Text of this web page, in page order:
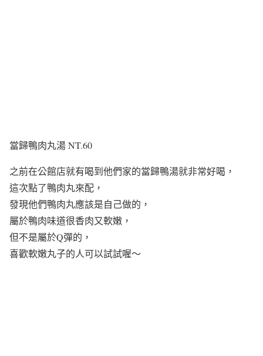
當歸鴨肉丸湯 NT.60
之前在公館店就有喝到他們家的當歸鴨湯就非常好喝，
這次點了鴨肉丸來配，
發現他們鴨肉丸應該是自己做的，
屬於鴨肉味道很香肉又軟嫩，
但不是屬於Q彈的，
喜歡軟嫩丸子的人可以試試喔～